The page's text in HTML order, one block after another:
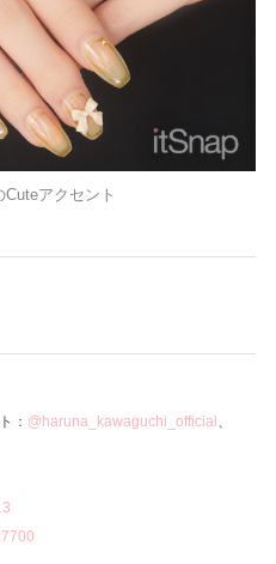
アクセント
： @haruna_kawaguchi_official 、